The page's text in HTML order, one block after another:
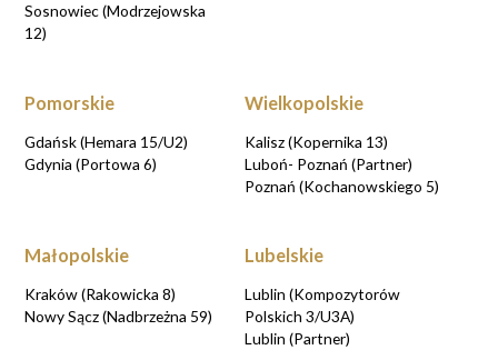
Sosnowiec (Modrzejowska
12)
Pomorskie
Gdańsk (Hemara 15/U2)
Gdynia (Portowa 6)
Wielkopolskie
Kalisz (Kopernika 13)
Luboń- Poznań (Partner)
Poznań (Kochanowskiego 5)
Małopolskie
Kraków (Rakowicka 8)
Nowy Sącz (Nadbrzeżna 59)
Lubelskie
Lublin (Kompozytorów
Polskich 3/U3A)
Lublin (Partner)